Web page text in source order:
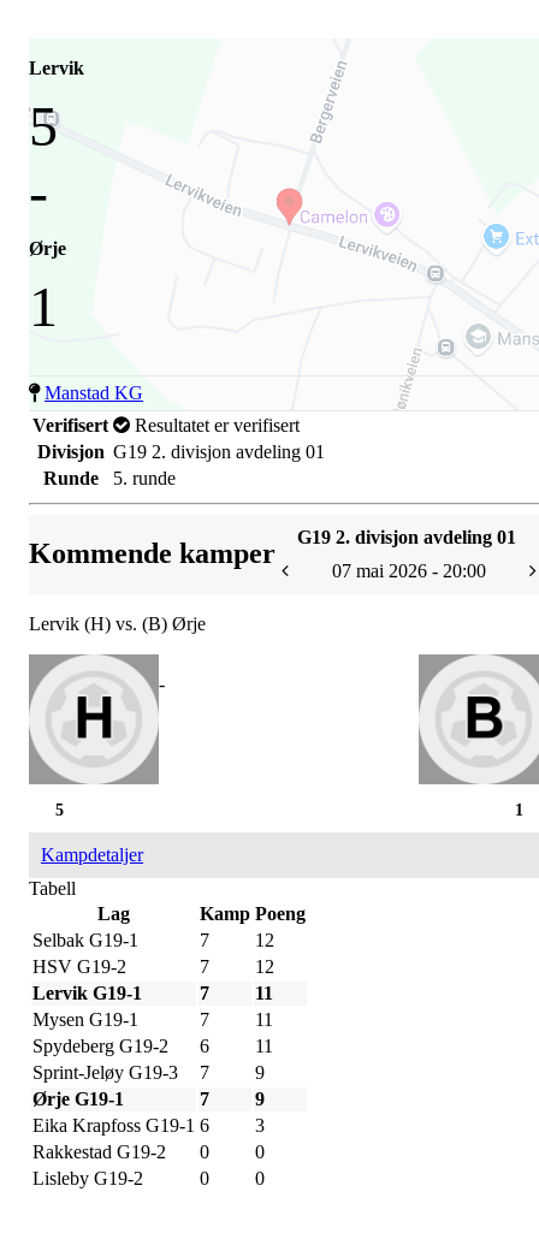
Lervik
5
-
Ørje
1
Manstad KG
Verifisert
Resultatet er verifisert
Divisjon G19 2. divisjon avdeling 01
Runde
5. runde
Kommende kamper
G19 2. divisjon avdeling 01
07 mai 2026 - 20:00
Lervik (H) vs. (B) Ørje
-
1
5
Kampdetaljer
Tabell
Lag
Kamp Poeng
Selbak G19-1
7
12
HSV G19-2
7
12
Lervik G19-1
7
11
Mysen G19-1
7
11
Spydeberg G19-2
6
11
Sprint-Jeløy G19-3
7
9
Ørje G19-1
7
9
Eika Krapfoss G19-1 6
3
Rakkestad G19-2
0
0
Lisleby G19-2
0 0